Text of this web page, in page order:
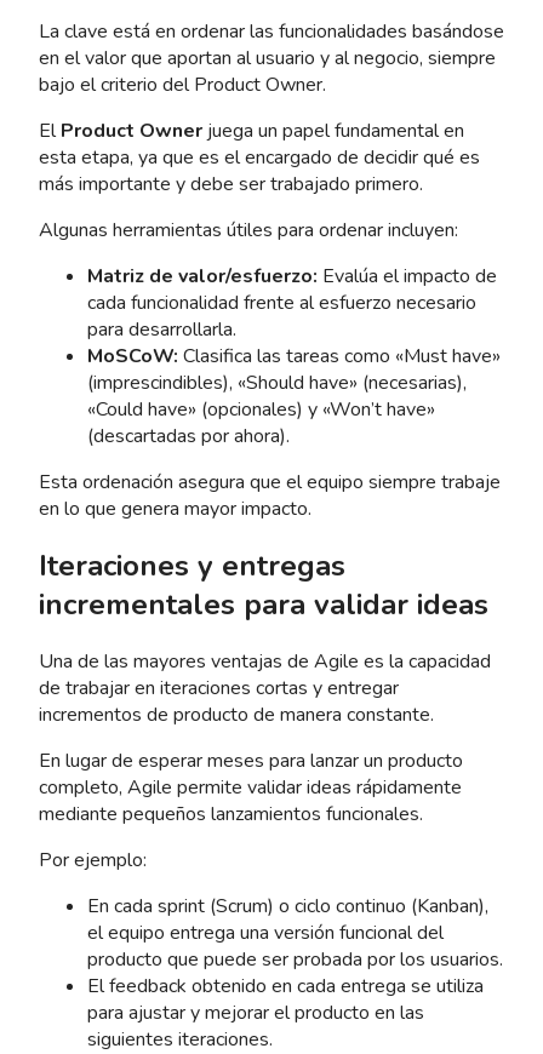
La clave está en ordenar las funcionalidades basándose
en el valor que aportan al usuario y al negocio, siempre
bajo el criterio del Product Owner.
ElProduct Owner juega un papel fundamental en
esta etapa, ya que es el encargado de decidir qué es
más importante y debe ser trabajado primero.
Algunas herramientas útiles para ordenar incluyen:
Matriz de valor/esfuerzo: Evalúa el impacto de
cada funcionalidad frente al esfuerzo necesario
para desarrollarla.
MoSCoW: Clasifica las tareas como «Must have»
(imprescindibles), «Should have» (necesarias),
«Could have» (opcionales) y «Won’t have»
(descartadas por ahora).
Esta ordenación asegura que el equipo siempre trabaje
en lo que genera mayor impacto.
Iteraciones y entregas
incrementales para validar ideas
Una de las mayores ventajas de Agile es la capacidad
de trabajar en iteraciones cortas y entregar
incrementos de producto de manera constante.
En lugar de esperar meses para lanzar un producto
completo, Agile permite validar ideas rápidamente
mediante pequeños lanzamientos funcionales.
Por ejemplo:
En cada sprint (Scrum) o ciclo continuo (Kanban),
el equipo entrega una versión funcional del
producto que puede ser probada por los usuarios.
El feedback obtenido en cada entrega se utiliza
para ajustar y mejorar el producto en las
siguientes iteraciones.